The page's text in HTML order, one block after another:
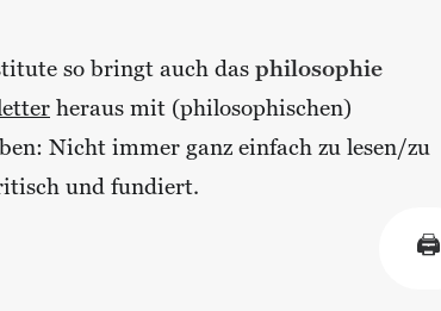
so bringt auch das philosophie
heraus mit (philosophischen)
Nicht immer ganz einfach zu lesen/zu
und fundiert.
🖨